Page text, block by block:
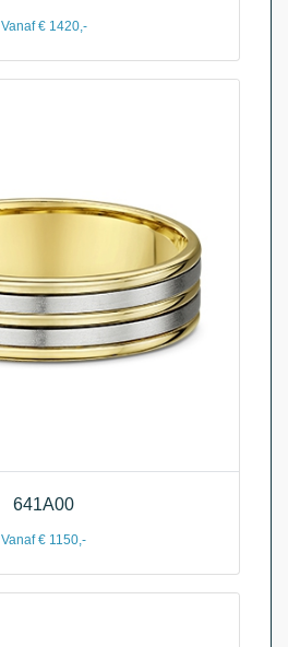
Vanaf € 1420,-
641A00
Vanaf € 1150,-